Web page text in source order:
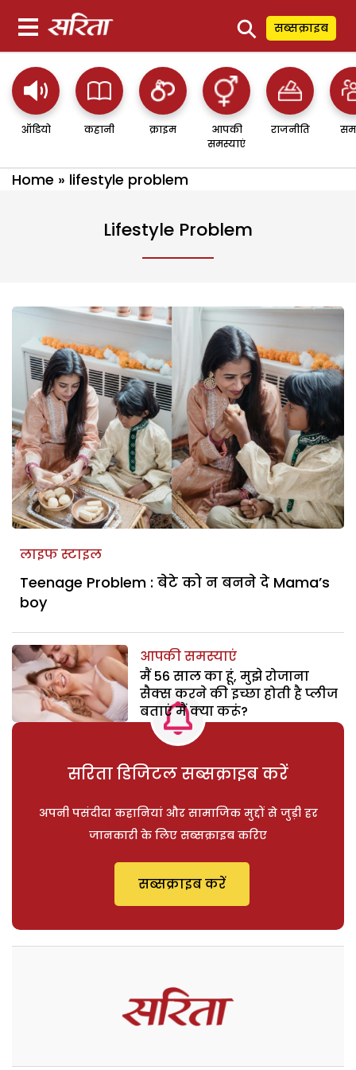
⚲ सब्सक्राइब
ऑडियो कहानी क्राइम
आपकी
समस्याएं
राजनीति
Home » lifestyle problem
Lifestyle Problem
लाइफ स्टाइल
Teenage Problem : बेटे को न बनने दे Mama’s
boy
आपकी समस्याएं
मैं 56 साल का हूं, मुझे रोजाना
सैक्स करने की इच्छा होती है प्लीज
बताएं मैं क्या करूं?
सरिता डिजिटल सब्सक्राइब करें
अपनी पसंदीदा कहानियां और सामाजिक मुद्दों से जुड़ी हर
जानकारी के लिए सब्सक्राइब करिए
सब्सक्राइब करें